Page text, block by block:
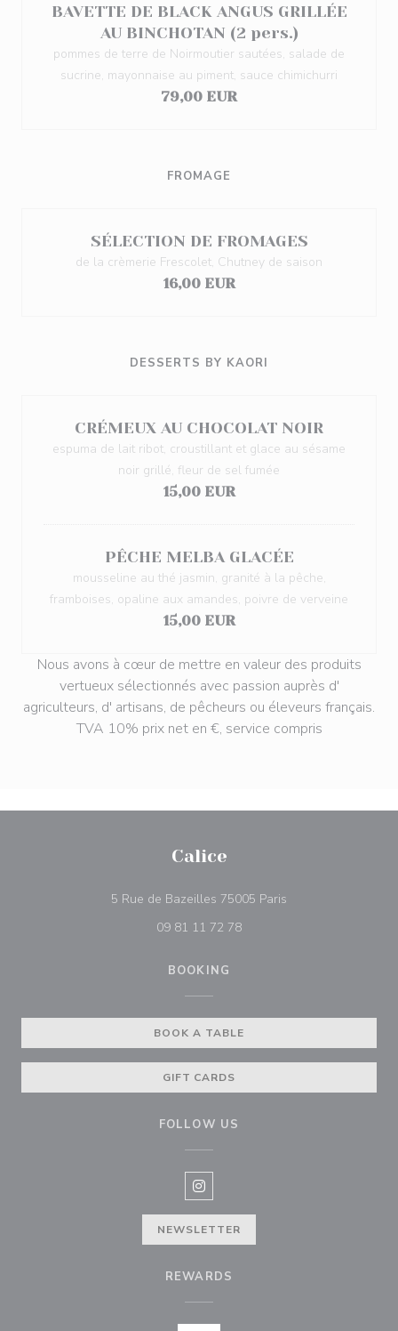
BAVETTE DE BLACK ANGUS GRILLÉE
AU BINCHOTAN (2 pers.)
pommes de terre de Noirmoutier sautées, salade de
sucrine, mayonnaise au piment, sauce chimichurri
79,00 EUR
FROMAGE
SÉLECTION DE FROMAGES
de la crèmerie Frescolet, Chutney de saison
16,00 EUR
DESSERTS BY KAORI
CRÉMEUX AU CHOCOLAT NOIR
espuma de lait ribot, croustillant et glace au sésame
noir grillé, fleur de sel fumée
15,00 EUR
PÊCHE MELBA GLACÉE
mousseline au thé jasmin, granité à la pêche,
framboises, opaline aux amandes, poivre de verveine
15,00 EUR
Nous avons à cœur de mettre en valeur des produits
vertueux sélectionnés avec passion auprès d'
agriculteurs, d' artisans, de pêcheurs ou éleveurs français.
TVA 10% prix net en €, service compris
Calice
5 Rue de Bazeilles 75005 Paris
09 81 11 72 78
BOOKING
BOOK A TABLE
GIFT CARDS
FOLLOW US
Instagram ((opens in a new
NEWSLETTER
REWARDS